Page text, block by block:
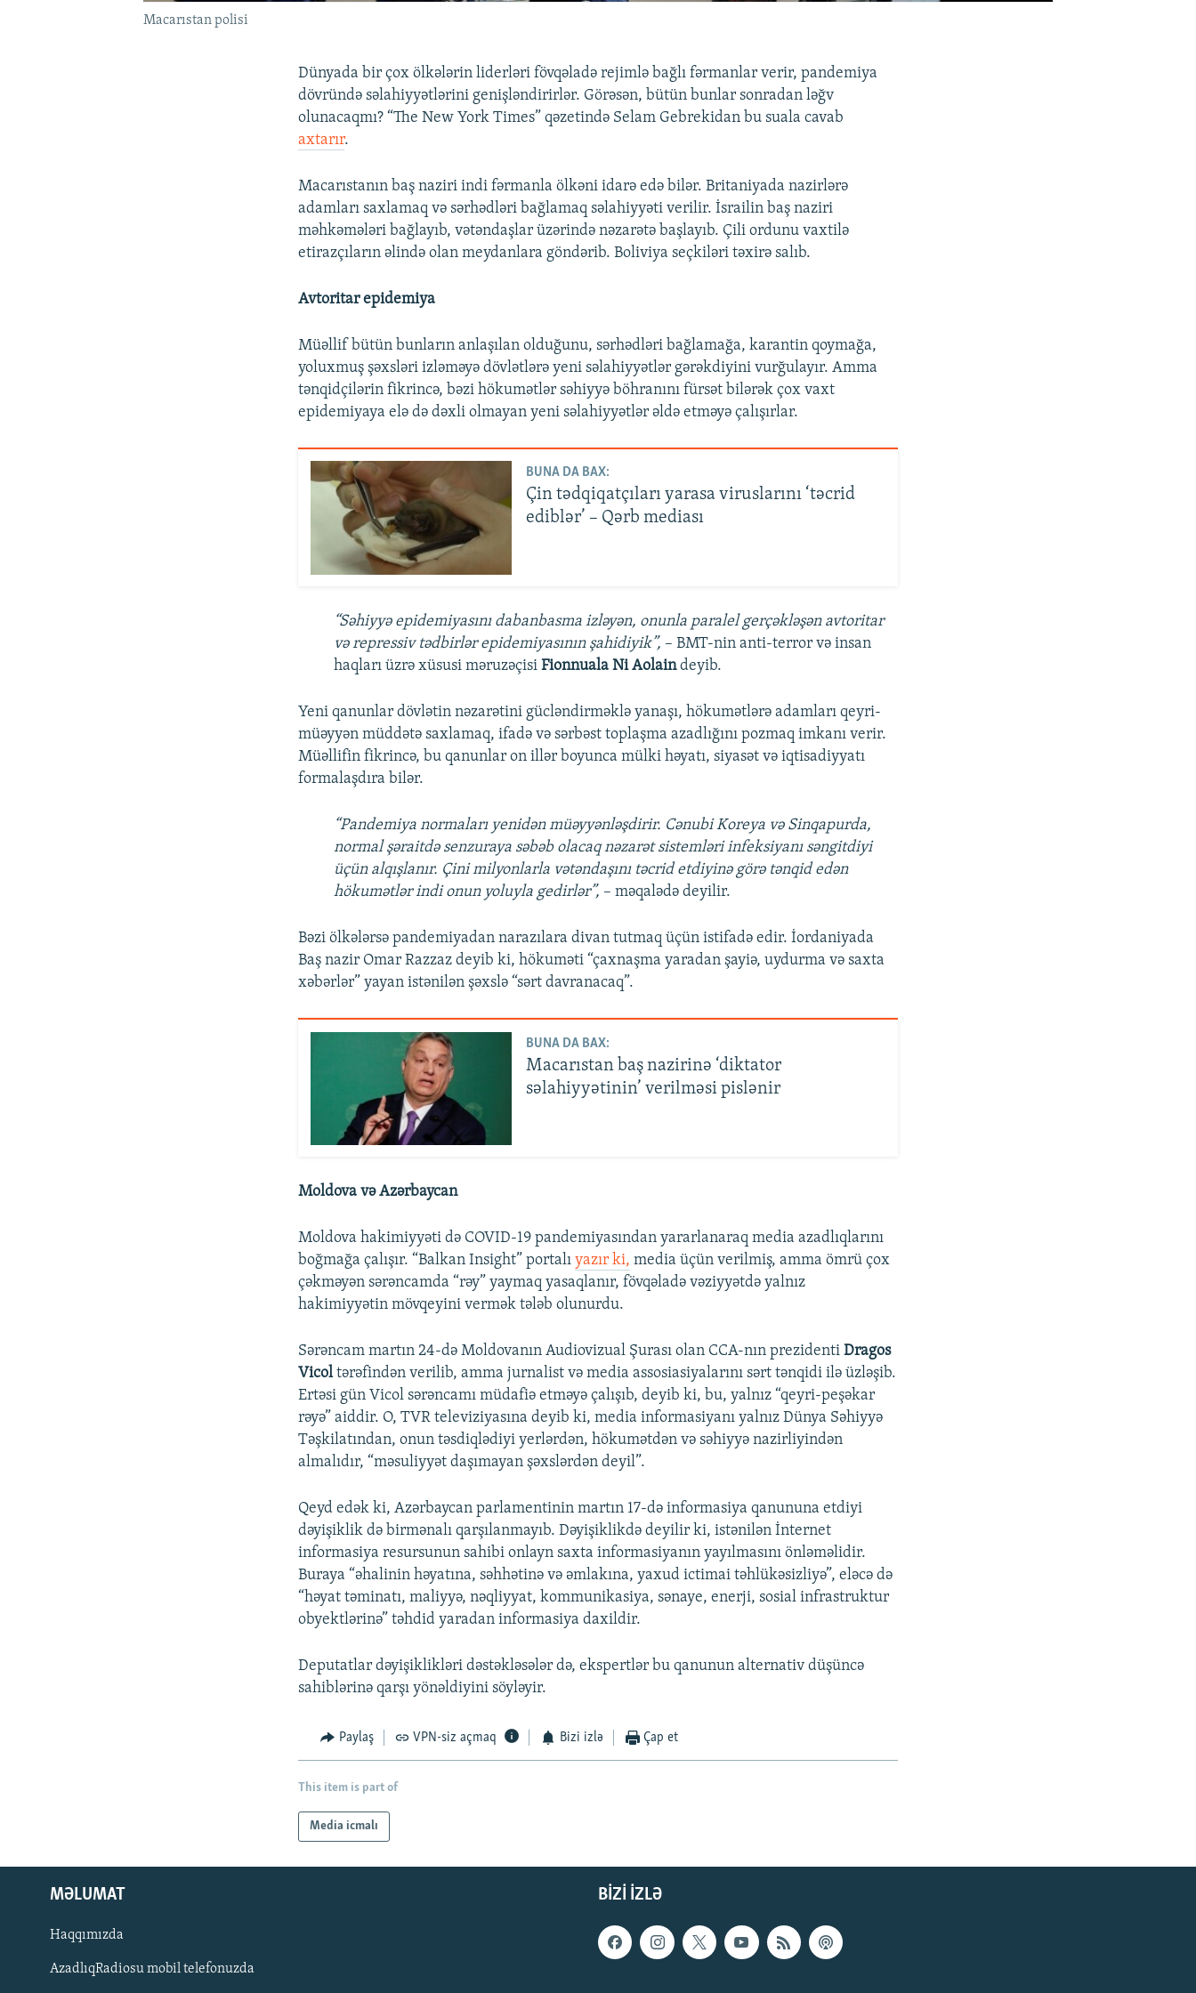
Macarıstan polisi
Dünyada bir çox ölkələrin liderləri fövqəladə rejimlə bağlı fərmanlar verir, pandemiya
dövründə səlahiyyətlərini genişləndirirlər. Görəsən, bütün bunlar sonradan ləğv
olunacaqmı? “The New York Times” qəzetində Selam Gebrekidan bu suala cavab
axtarır.
Macarıstanın baş naziri indi fərmanla ölkəni idarə edə bilər. Britaniyada nazirlərə
adamları saxlamaq və sərhədləri bağlamaq səlahiyyəti verilir. İsrailin baş naziri
məhkəmələri bağlayıb, vətəndaşlar üzərində nəzarətə başlayıb. Çili ordunu vaxtilə
etirazçıların əlində olan meydanlara göndərib. Boliviya seçkiləri təxirə salıb.
Avtoritar epidemiya
Müəllif bütün bunların anlaşılan olduğunu, sərhədləri bağlamağa, karantin qoymağa,
yoluxmuş şəxsləri izləməyə dövlətlərə yeni səlahiyyətlər gərəkdiyini vurğulayır. Amma
tənqidçilərin fikrincə, bəzi hökumətlər səhiyyə böhranını fürsət bilərək çox vaxt
epidemiyaya elə də dəxli olmayan yeni səlahiyyətlər əldə etməyə çalışırlar.
BUNA DA BAX:
Çin tədqiqatçıları yarasa viruslarını ‘təcrid
ediblər’ – Qərb mediası
“Səhiyyə epidemiyasını dabanbasma izləyən, onunla paralel gerçəkləşən avtoritar
və repressiv tədbirlər epidemiyasının şahidiyik”, – BMT-nin anti-terror və insan
haqları üzrə xüsusi məruzəçisiFionnuala Ni Aolaindeyib.
Yeni qanunlar dövlətin nəzarətini gücləndirməklə yanaşı, hökumətlərə adamları qeyri-
müəyyən müddətə saxlamaq, ifadə və sərbəst toplaşma azadlığını pozmaq imkanı verir.
Müəllifin fikrincə, bu qanunlar on illər boyunca mülki həyatı, siyasət və iqtisadiyyatı
formalaşdıra bilər.
“Pandemiya normaları yenidən müəyyənləşdirir. Cənubi Koreya və Sinqapurda,
normal şəraitdə senzuraya səbəb olacaq nəzarət sistemləri infeksiyanı səngitdiyi
üçün alqışlanır. Çini milyonlarla vətəndaşını təcrid etdiyinə görə tənqid edən
hökumətlər indi onun yoluyla gedirlər”, – məqalədə deyilir.
Bəzi ölkələrsə pandemiyadan narazılara divan tutmaq üçün istifadə edir. İordaniyada
Baş nazir Omar Razzaz deyib ki, hökuməti “çaxnaşma yaradan şayiə, uydurma və saxta
xəbərlər” yayan istənilən şəxslə “sərt davranacaq”.
BUNA DA BAX:
Macarıstan baş nazirinə ‘diktator
səlahiyyətinin’ verilməsi pislənir
Moldova və Azərbaycan
Moldova hakimiyyəti də COVID-19 pandemiyasından yararlanaraq media azadlıqlarını
boğmağa çalışır. “Balkan Insight” portalıyazır ki, media üçün verilmiş, amma ömrü çox
çəkməyən sərəncamda “rəy” yaymaq yasaqlanır, fövqəladə vəziyyətdə yalnız
hakimiyyətin mövqeyini vermək tələb olunurdu.
Sərəncam martın 24-də Moldovanın Audiovizual Şurası olan CCA-nın prezidentiDragos
Vicoltərəfindən verilib, amma jurnalist və media assosiasiyalarını sərt tənqidi ilə üzləşib.
Ertəsi gün Vicol sərəncamı müdafiə etməyə çalışıb, deyib ki, bu, yalnız “qeyri-peşəkar
rəyə” aiddir. O, TVR televiziyasına deyib ki, media informasiyanı yalnız Dünya Səhiyyə
Təşkilatından, onun təsdiqlədiyi yerlərdən, hökumətdən və səhiyyə nazirliyindən
almalıdır, “məsuliyyət daşımayan şəxslərdən deyil”.
Qeyd edək ki, Azərbaycan parlamentinin martın 17-də informasiya qanununa etdiyi
dəyişiklik də birmənalı qarşılanmayıb. Dəyişiklikdə deyilir ki, istənilən İnternet
informasiya resursunun sahibi onlayn saxta informasiyanın yayılmasını önləməlidir.
Buraya “əhalinin həyatına, səhhətinə və əmlakına, yaxud ictimai təhlükəsizliyə”, eləcə də
“həyat təminatı, maliyyə, nəqliyyat, kommunikasiya, sənaye, enerji, sosial infrastruktur
obyektlərinə” təhdid yaradan informasiya daxildir.
Deputatlar dəyişiklikləri dəstəkləsələr də, ekspertlər bu qanunun alternativ düşüncə
sahiblərinə qarşı yönəldiyini söyləyir.
Paylaş VPN-siz açmaq Bizi izlə Çap et
This item is part of
Media icmalı
BIZI IZLƏ
MƏLUMAT
Haqqımızda
AzadlıqRadiosu mobil telefonuzda